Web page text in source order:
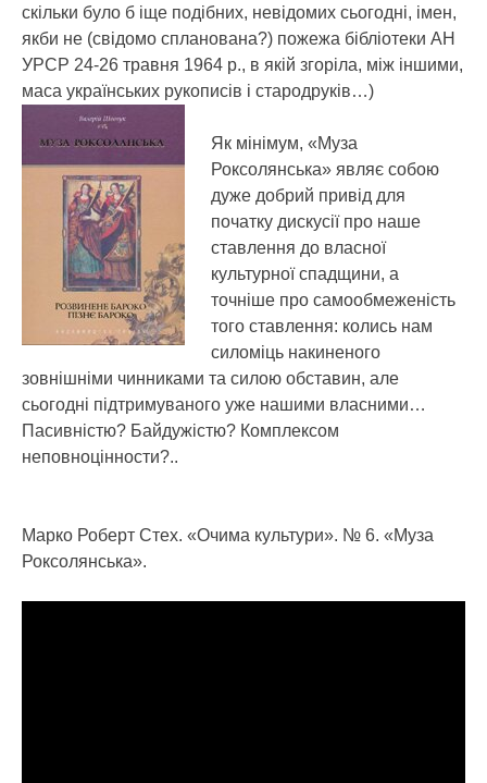
скільки було б іще подібних, невідомих сьогодні, імен,
якби не (свідомо спланована?) пожежа бібліотеки АН
УРСР 24-26 травня 1964 р., в якій згоріла, між іншими,
маса українських рукописів і стародруків…)
Як мінімум, «Муза
Роксолянська» являє собою
дуже добрий привід для
початку дискусії про наше
ставлення до власної
культурної спадщини, а
точніше про самообмеженість
того ставлення: колись нам
силоміць накиненого
зовнішніми чинниками та силою обставин, але
сьогодні підтримуваного уже нашими власними…
Пасивністю? Байдужістю? Комплексом
неповноцінности?..
Марко Роберт Стех. «Очима культури». № 6. «Муза
Роксолянська».